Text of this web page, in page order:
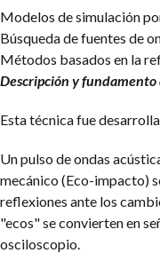
Modelos de simulación
Búsqueda de fuentes de
Métodos basados en la
Descripción y
Esta técnica fue
Un pulso de ondas
mecánico (Eco-impacto)
reflexiones ante los
"ecos" se convierten en
osciloscopio.